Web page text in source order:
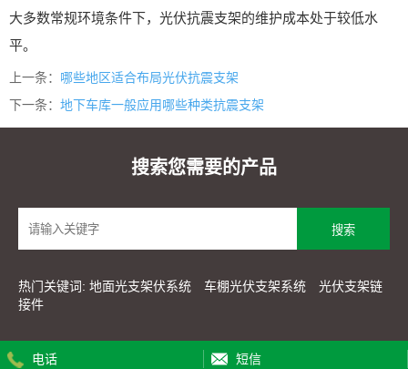
大多数常规环境条件下，光伏抗震支架的维护成本处于较低水
平。
上一条： 哪些地区适合布局光伏抗震支架
下一条： 地下车库一般应用哪些种类抗震支架
电话 短信
搜索您需要的产品
热门关键词: 地面光支架伏系统 车棚光伏支架系统
光伏支架链
接件